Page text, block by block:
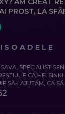
AM CREAT
PROST, LA
SPECIALIST
E CA
SĂ-I AJUTĂM, CA